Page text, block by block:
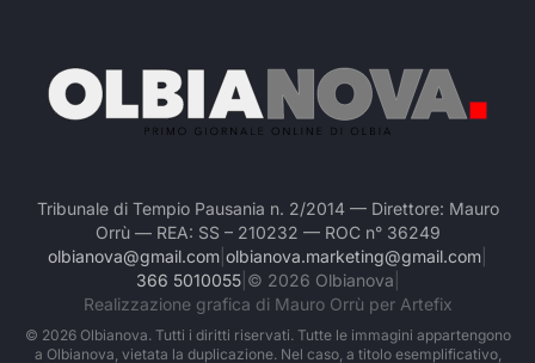
Tribunale di Tempio Pausania n. 2/2014 — Direttore: Mauro
Orrù — REA: SS – 210232 — ROC n° 36249
olbianova@gmail.com olbianova.marketing@gmail.com
366 5010055| © 2026 Olbianova
Realizzazione grafica di Mauro Orrù per Artefix
© 2026Olbianova. Tutti i diritti riservati. Tutte le immagini appartengono
a Olbianova, vietata la duplicazione. Nel caso, a titolo esemplificativo,